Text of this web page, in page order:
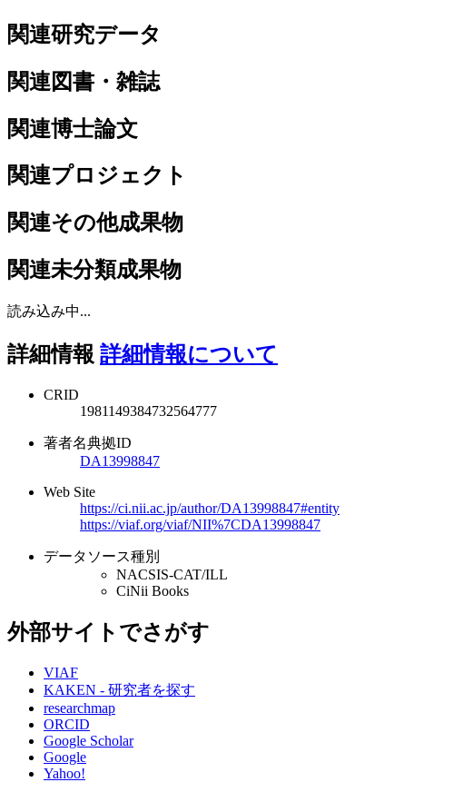
関連研究データ
関連図書・雑誌
関連博士論文
関連プロジェクト
関連その他成果物
関連未分類成果物
読み込み中...
詳細情報 詳細情報について
CRID
1981149384732564777
著者名典拠ID
DA13998847
Web Site
https://ci.nii.ac.jp/author/DA13998847#entity
https://viaf.org/viaf/NII%7CDA13998847
データソース種別
NACSIS-CAT/ILL
CiNii Books
外部サイトでさがす
VIAF
KAKEN - 研究者を探す
researchmap
ORCID
Google Scholar
Google
Yahoo!